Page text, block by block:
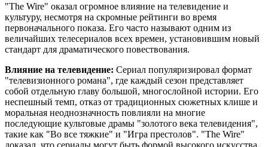
"The Wire" оказал огромное влияние на телевидение и
культуру, несмотря на скромные рейтинги во время
первоначального показа. Его часто называют одним из
величайших телесериалов всех времен, установившим новый
стандарт для драматического повествования.
Влияние на телевидение: Сериал популяризировал формат
"телевизионного романа", где каждый сезон представляет
собой отдельную главу большой, многослойной истории. Его
неспешный темп, отказ от традиционных сюжетных клише и
моральная неоднозначность повлияли на многие
последующие культовые драмы "золотого века телевидения",
такие как "Во все тяжкие" и "Игра престолов". "The Wire"
доказал, что сериалы могут быть формой высокого искусства,